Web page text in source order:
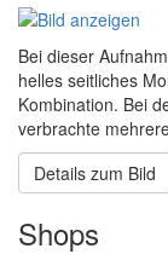
Bei dieser
helles seitliches
Kombination. Bei
verbrachte
Details zum Bild
Shops